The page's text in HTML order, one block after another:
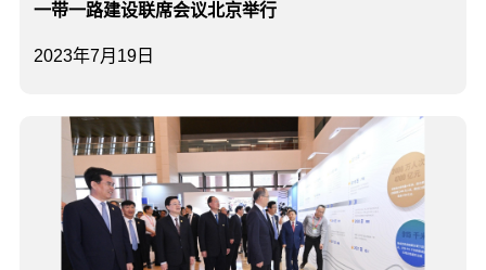
2023年7月19日
一带一路建设联席会议北京举行